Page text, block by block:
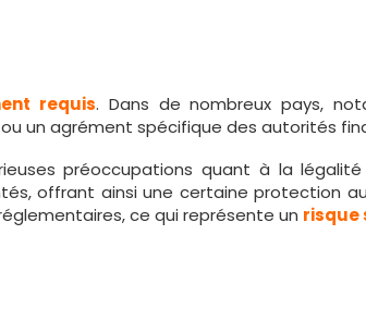
requis. Dans de nombreux pays,
un agrément spécifique des autorités
préoccupations quant à la
offrant ainsi une certaine protection
ce qui représente un risque